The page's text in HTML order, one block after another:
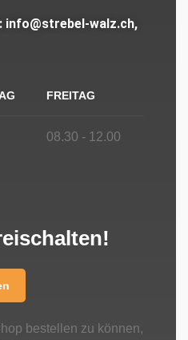
info@strebel-walz.ch,
FREITAG
08.30 - 12.00
bestellen zu können,